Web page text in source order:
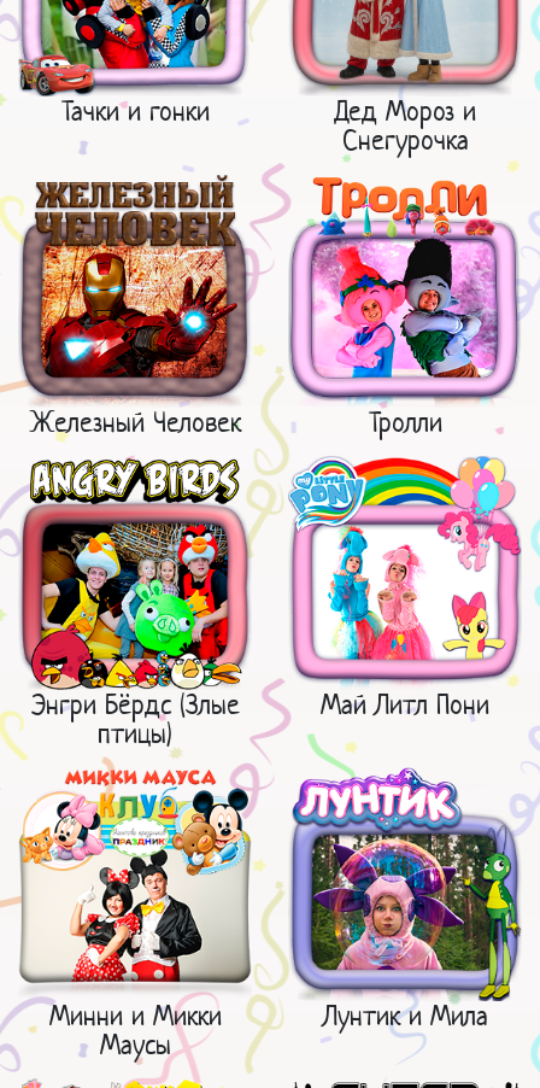
Тачки и гонки
Дед Мороз и
Снегурочка
Железный Человек Тролли
Энгри Бёрдс (Злые
птицы)
Май Литл Пони
Минни и Микки
Маусы
Лунтик и Мила